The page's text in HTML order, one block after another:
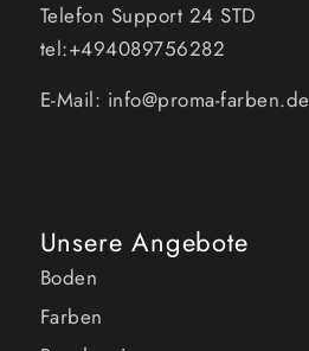
Telefon Support 24 STD
tel:+494089756282
E-Mail: info@proma-farben.de
Unsere Angebote
Boden
Farben